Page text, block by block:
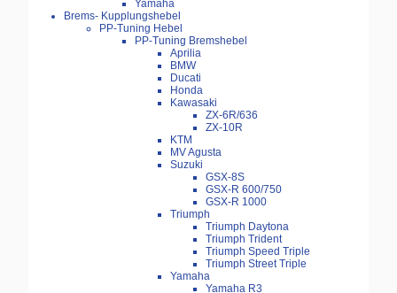
Yamaha
Brems- Kupplungshebel
PP-Tuning Hebel
PP-Tuning Bremshebel
Aprilia
BMW
Ducati
Honda
Kawasaki
ZX-6R/636
ZX-10R
KTM
MV Agusta
Suzuki
GSX-8S
GSX-R 600/750
GSX-R 1000
Triumph
Triumph Daytona
Triumph Trident
Triumph Speed Triple
Triumph Street Triple
Yamaha
Yamaha R3